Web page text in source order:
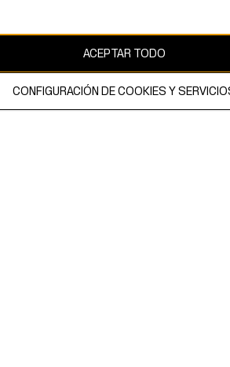
ACEPTAR TODO
CONFIGURACIÓN DE COOKIES Y